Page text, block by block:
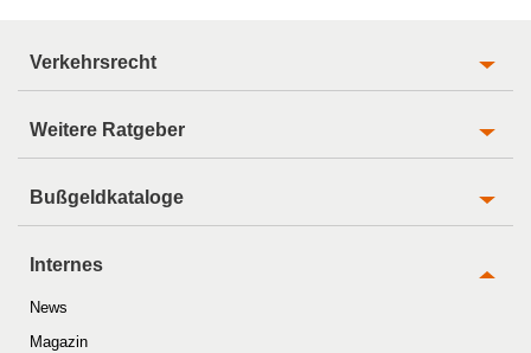
Verkehrsrecht
Weitere Ratgeber
Bußgeldkataloge
Internes
News
Magazin